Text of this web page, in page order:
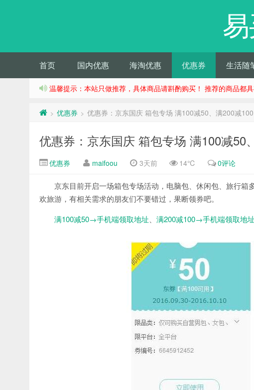
易
首页 国内优惠 海淘优惠 优惠券 生活随
温馨提示：本站只做推荐，具体商品请斟酌购买！ 推荐的商品都
> 优惠券 > 优惠券：京东国庆 箱包专场 满100减50、满200减100
优惠券：京东国庆 箱包专场 满100减50
优惠券 maifoou 3天前 14℃ 0评论
京东目前开启一场箱包专场活动，电脑包、休闲包、旅行
欢旅游，有相关需求的朋友们不要错过，果断领券吧。
满100减50→手机端领取地址
满200减100→手机端领取地址